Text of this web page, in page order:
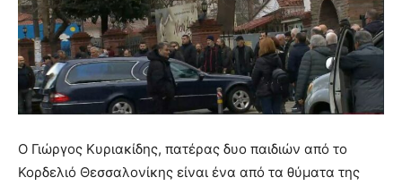
Ο Γιώργος Κυριακίδης, πατέρας δυο παιδιών από το
Κορδελιό Θεσσαλονίκης είναι ένα από τα θύματα της